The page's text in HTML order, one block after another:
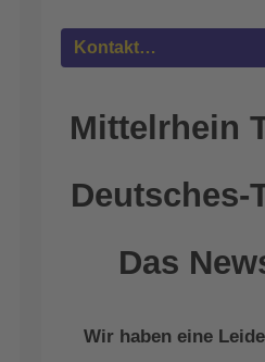
Kontakt…
Mittelrhein
Deutsches-
Das
Wir haben eine